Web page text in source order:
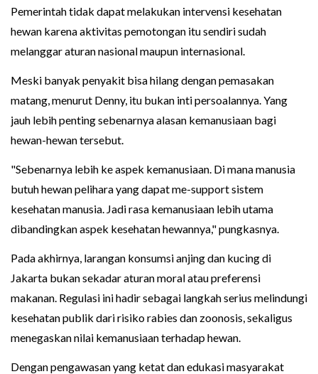
Pemerintah tidak dapat melakukan intervensi kesehatan
hewan karena aktivitas pemotongan itu sendiri sudah
melanggar aturan nasional maupun internasional.
Meski banyak penyakit bisa hilang dengan pemasakan
matang, menurut Denny, itu bukan inti persoalannya. Yang
jauh lebih penting sebenarnya alasan kemanusiaan bagi
hewan-hewan tersebut.
"Sebenarnya lebih ke aspek kemanusiaan. Di mana manusia
butuh hewan pelihara yang dapat me-support sistem
kesehatan manusia. Jadi rasa kemanusiaan lebih utama
dibandingkan aspek kesehatan hewannya," pungkasnya.
Pada akhirnya, larangan konsumsi anjing dan kucing di
Jakarta bukan sekadar aturan moral atau preferensi
makanan. Regulasi ini hadir sebagai langkah serius melindungi
kesehatan publik dari risiko rabies dan zoonosis, sekaligus
menegaskan nilai kemanusiaan terhadap hewan.
Dengan pengawasan yang ketat dan edukasi masyarakat